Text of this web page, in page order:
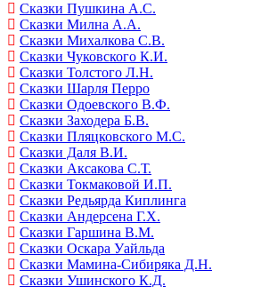
Сказки Пушкина А.С.
Сказки Милна А.А.
Сказки Михалкова С.В.
Сказки Чуковского К.И.
Сказки Толстого Л.Н.
Сказки Шарля Перро
Сказки Одоевского В.Ф.
Сказки Заходера Б.В.
Сказки Пляцковского М.С.
Сказки Даля В.И.
Сказки Аксакова С.Т.
Сказки Токмаковой И.П.
Сказки Редьярда Киплинга
Сказки Андерсена Г.Х.
Сказки Гаршина В.М.
Сказки Оскара Уайльда
Сказки Мамина-Сибиряка Д.Н.
Сказки Ушинского К.Д.